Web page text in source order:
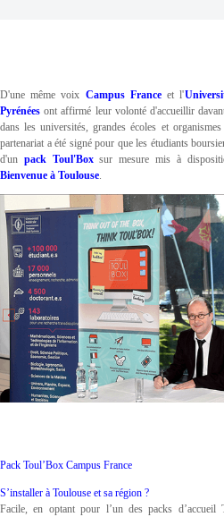
D'une même voix Campus France et l'
Pyrénées ont affirmé leur volonté d'accueillir
dans les universités, grandes écoles et
partenariat a été signé pour que les étudiants
d'un pack Toul'Boxsur mesure mis à
Bienvenue à Toulouse.
Pack Toul’Box Campus France
S’installer à Toulouse et sa région ?
Facile, en optant pour l’un des packs d’accueil